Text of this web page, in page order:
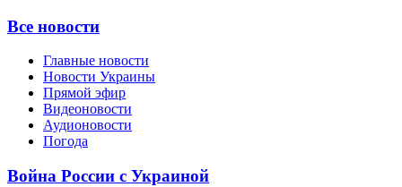
Все новости
Главные новости
Новости Украины
Прямой эфир
Видеоновости
Аудионовости
Погода
Война России с Украиной